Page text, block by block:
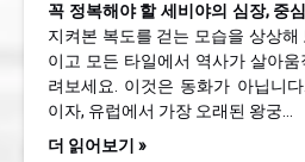
꼭 정복해야 할 세비야의 심장, 중심
지켜본 복도를 걷는 모습을 상상
이고 모든 타일에서 역사가 살아
려보세요. 이것은 동화가 아닙니
이자, 유럽에서 가장 오래된 왕궁…
더 읽어보기 »